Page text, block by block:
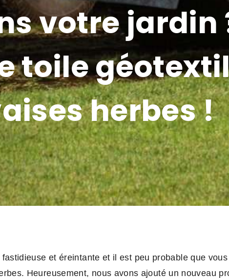
votre jardin
toile
herbes !
et éreintante et il est peu probable que
Heureusement, nous avons ajouté un nouveau